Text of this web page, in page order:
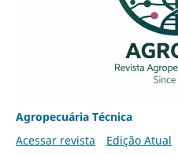
Agropecuária Técnica
Acessar revista
Edição Atual